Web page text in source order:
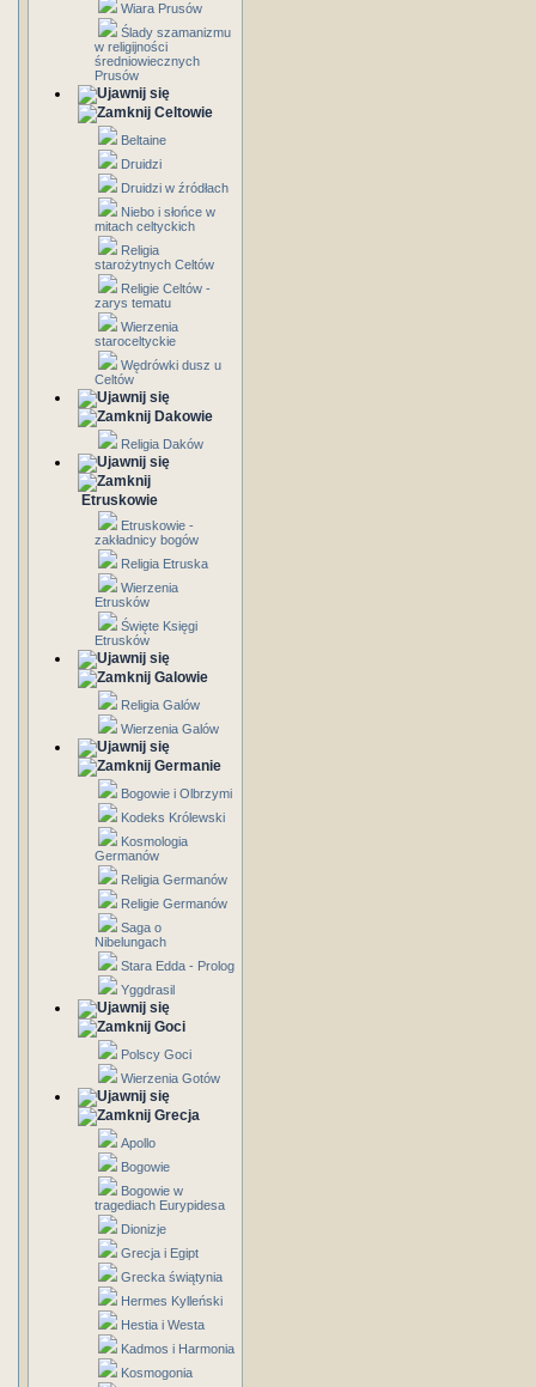
Wiara Prusów
Ślady szamanizmu
w religijności
średniowiecznych
Prusów
Celtowie
Beltaine
Druidzi
Druidzi w źródłach
Niebo i słońce w
mitach celtyckich
Religia
starożytnych Celtów
Religie Celtów -
zarys tematu
Wierzenia
staroceltyckie
Wędrówki dusz u
Celtów
Dakowie
Religia Daków
Etruskowie
Etruskowie -
zakładnicy bogów
Religia Etruska
Wierzenia
Etrusków
Święte Księgi
Etrusków
Galowie
Religia Galów
Wierzenia Galów
Germanie
Bogowie i Olbrzymi
Kodeks Królewski
Kosmologia
Germanów
Religia Germanów
Religie Germanów
Saga o
Nibelungach
Stara Edda - Prolog
Yggdrasil
Goci
Polscy Goci
Wierzenia Gotów
Grecja
Apollo
Bogowie
Bogowie w
tragediach Eurypidesa
Dionizje
Grecja i Egipt
Grecka świątynia
Hermes Kylleński
Hestia i Westa
Kadmos i Harmonia
Kosmogonia